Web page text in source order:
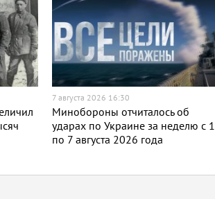
7 августа 2026 16:30
Минобороны отчиталось об
ударах по Украине за неделю с 1
по 7 августа 2026 года